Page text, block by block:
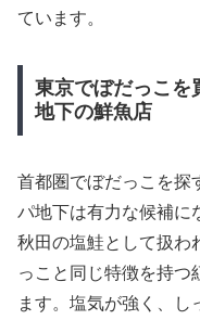
ています。
東京でぼだっこを
地下の鮮魚店
首都圏でぼだっこを探
パ地下は有力な候補に
秋田の塩鮭として扱わ
っこと同じ特徴を持つ
ます。塩気が強く、し